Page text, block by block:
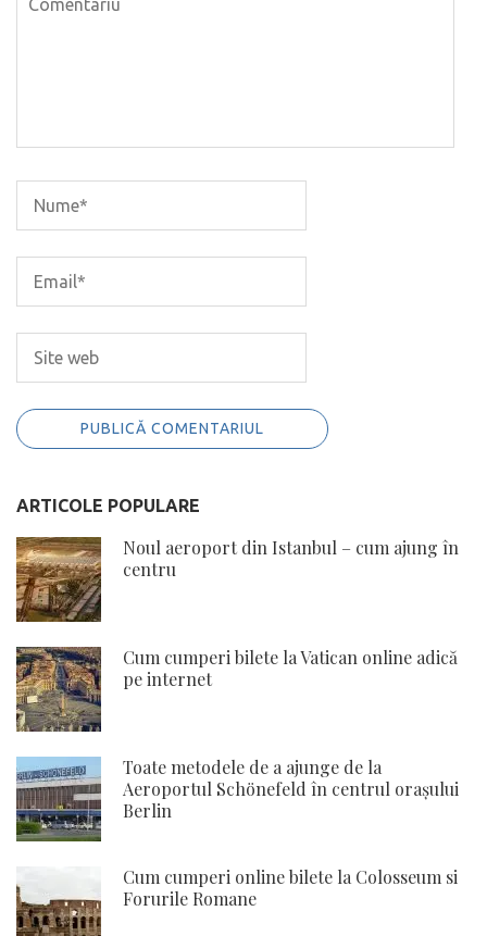
ARTICOLE POPULARE
Noul aeroport din Istanbul – cum ajung în
centru
Cum cumperi bilete la Vatican online adică
pe internet
Toate metodele de a ajunge de la
Aeroportul Schönefeld în centrul orașului
Berlin
Cum cumperi online bilete la Colosseum si
Forurile Romane